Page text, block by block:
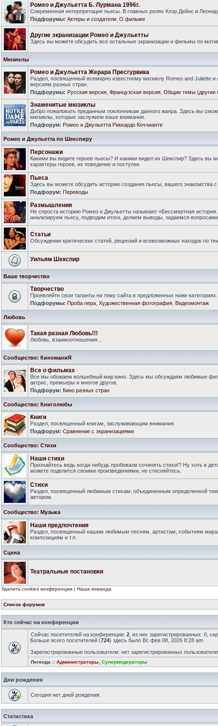
Ромео и Джульетта Б. Лурмана 1996г.
Современная интерпретация пьесы. В главных ролях Клэр Дейнс и
Подфорумы: Актеры и создатели О фильме
Другие экранизации Ромео и Джульетты
Здесь вы можете обсудить все остальные экранизации и фильмы по
Мюзиклы
Ромео и Джульетта Жерара Пресгурвика
Раздел, посвященный всемирно известному мюзиклу Romeo and Juliette и
версиям разных стран.
Подфорумы: Русская версия Французская версия Общие темы (другие
Знаменитые мюзиклы
Добро пожаловать преданным поклонникам данного жанра. Здесь вы
мюзиклы, которые заслужили ваше внимание.
Подфорум: Ромео и Джульетта Риккардо Коччианте
Ромео и Джульетта по Шекспиру
Персонажи
Какими вы видите героев пьесы? И какими видел их Шекспир? Здесь вы
характеры героев, их поведение и поступки.
Пьеса
Здесь вы можете обсудить историю создания пьесы, вашего знакомства
Подфорум: Переводы
Размышления
Не спроста историю Ромео и Джульетты называют «Бессмертная
анализируем пьесу, подводим итоги, делаем выводы, задаемся
Статьи
Обсуждение критических статей, рецензий и всевозможных находок по
Уильям Шекспир
Ваше творчество
Творчество
Проявляйте свои таланты на тему сайта в предложенных ниже категориях.
Подфорумы: Проба пера Художественная фотография Видеомонтаж
Любовь
Такая разная Любовь!!!
Любовь, взаимоотношения...
Сообщество: КиноманиЯ
Все о фильмах
Все мы обожаем волшебный мир кино. Здесь мы обсуждаем любимые
актрис, премьеры и многое другое.
Подфорум: Кино разных стран
Сообщество: Книголюбы
Книги
Раздел, посвященный книгам, заслуживающим внимания.
Подфорум: Сравнение с экранизациями
Сообщество: Стихи
Наши стихи
Признайтесь ведь когда-нибудь пробовали сочинять стихи!? Ну хоть в
можете поделится своими произведениями, не стесняйтесь.
Стихи
Раздел, посвященный любимым стихам, объединенным определенной
автором.
Сообщество: Музыка
Наши предпочтения
Раздел, посвященный нашим любимым песням, артистам, событиям
композициям и т.п.
Сцена
Театральные постановки
Удалить cookies конференции | Наша команда
Список форумов
Кто сейчас на конференции
Сейчас посетителей на конференции: 2 , из них зарегистрированных: 0,
Больше всего посетителей (724) здесь было Вс фев 08, 2026 8:28 am
Зарегистрированные пользователи: нет зарегистрированных
Легенда :: Администраторы Супермодераторы
Дни рождения
Сегодня нет дней рождения.
Статистика